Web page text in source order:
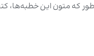
که متون این